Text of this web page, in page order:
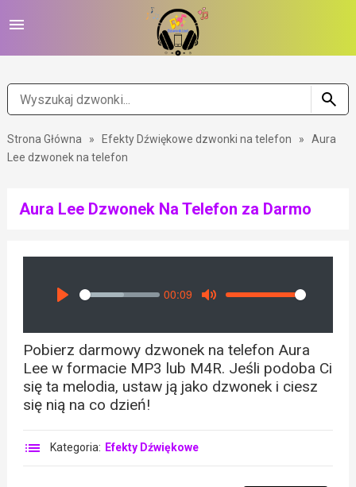
Strona Główna » Efekty Dźwiękowe dzwonki na telefon »
Aura
Lee dzwonek na telefon
Aura Lee Dzwonek Na Telefon za Darmo
Seek
00:09
Volume
Pobierz darmowy dzwonek na telefon Aura
Lee w formacie MP3 lub M4R. Jeśli podoba Ci
się ta melodia, ustaw ją jako dzwonek i ciesz
się nią na co dzień!
Kategoria: Efekty Dźwiękowe